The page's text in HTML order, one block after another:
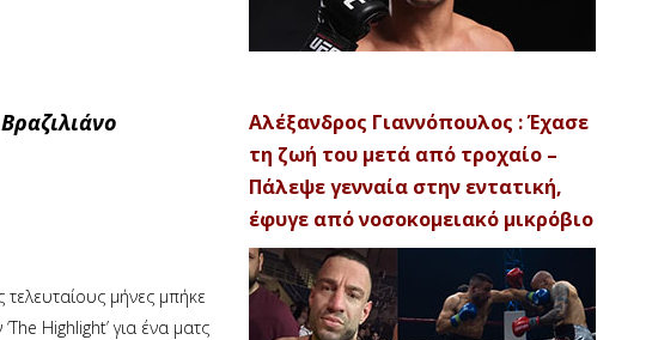
μήνες μπήκε
Highlight’ για ένα ματς
Αλέξανδρος Γιαννόπουλος : Έχασε
τη ζωή του μετά από τροχαίο –
Πάλεψε γενναία στην εντατική,
έφυγε από νοσοκομειακό μικρόβιο